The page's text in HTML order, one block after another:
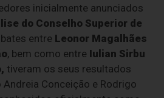
inicialmente anunciados
do Conselho Superior de
entre Leonor Magalhães
, bem como entre Iulian Sirbu
tiveram os seus resultados
Conceição e Rodrigo